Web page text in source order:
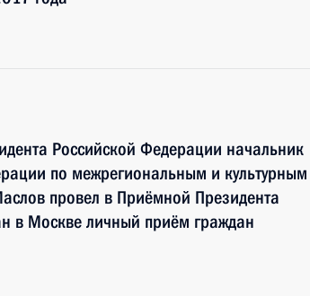
Российской Федерации начальник
по межрегиональным и культурным
провел в Приёмной Президента
в Москве личный приём граждан